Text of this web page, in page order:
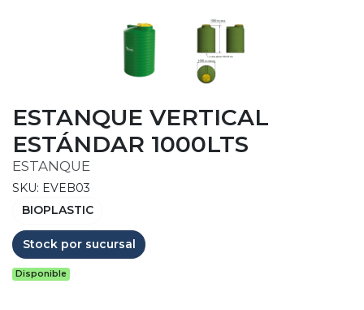
ESTANQUE VERTICAL
ESTÁNDAR 1000LTS
ESTANQUE
SKU: EVEB03
BIOPLASTIC
Stock por sucursal
Disponible